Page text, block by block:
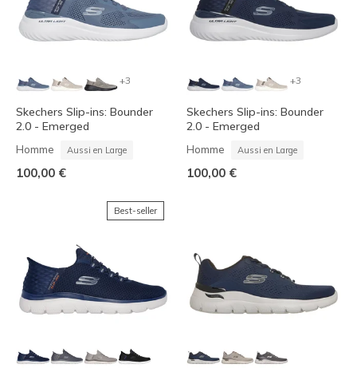
+3
Skechers Slip-ins: Bounder
2.0 - Emerged
Homme Aussi en Large
100,00 €
+3
Skechers Slip-ins: Bounder
2.0 - Emerged
Homme Aussi en Large
100,00 €
Best-seller